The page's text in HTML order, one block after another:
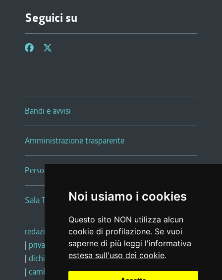
Noi usiamo i cookies
Questo sito NON utilizza alcun
cookie di profilazione. Se vuoi
saperne di più leggi l'informativa
estesa sull'uso dei cookie.
Seguici su
Bandi e avvisi
Amministrazione trasparente
Persone e Uffici
Sala Tiziano Tessitori
redazione web |note legali |glossario
| privacy
social media policy
| dichiarazione di accessibilità |feedback
| cambio preferenze cookie